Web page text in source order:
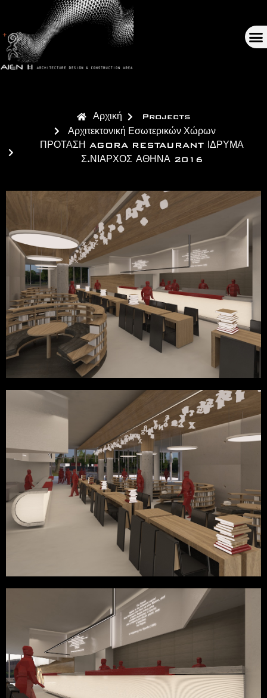
Αρχική
Projects
Αρχιτεκτονική Εσωτερικών Χώρων
ΠΡΟΤΑΣΗ AGORA RESTAURANT ΙΔΡΥΜΑ
Σ.ΝΙΑΡΧΟΣ ΑΘΗΝΑ 2016